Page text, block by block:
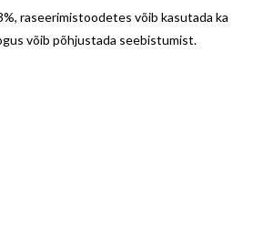
raseerimistoodetes võib kasutada ka
võib põhjustada seebistumist.